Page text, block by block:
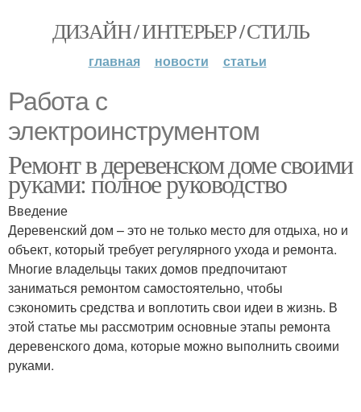
ДИЗАЙН / ИНТЕРЬЕР / СТИЛЬ
главная новости статьи
Работа с
электроинструментом
Ремонт в деревенском доме своими
руками: полное руководство
Введение
Деревенский дом – это не только место для отдыха, но и
объект, который требует регулярного ухода и ремонта.
Многие владельцы таких домов предпочитают
заниматься ремонтом самостоятельно, чтобы
сэкономить средства и воплотить свои идеи в жизнь. В
этой статье мы рассмотрим основные этапы ремонта
деревенского дома, которые можно выполнить своими
руками.